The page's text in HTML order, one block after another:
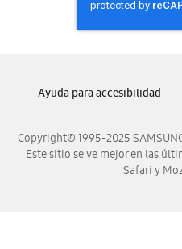
Samsung
Samsung
Copyright© 1995-2025
Este sitio se ve mejor en las
Safari y
Ayuda para accesibilidad